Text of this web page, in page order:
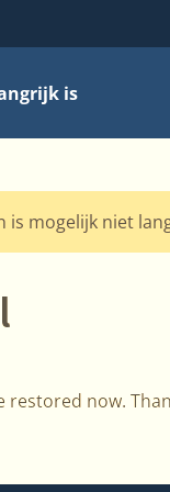
is
mogelijk niet
now.